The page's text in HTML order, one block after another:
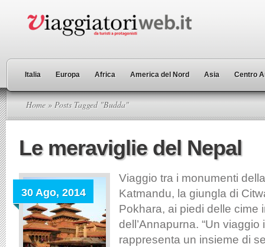
Italia Europa Africa America del Nord Asia Centro
Home » Posts Tagged "Budda"
Le meraviglie del Nepal
30 Ago, 2014
Viaggio tra i monumenti
Katmandu, la giungla di
Pokhara, ai piedi delle cime
dell’Annapurna. “Un viaggio
rappresenta un insieme di